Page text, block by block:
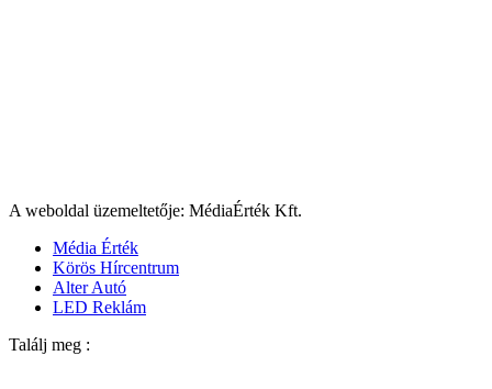
A weboldal üzemeltetője: MédiaÉrték Kft.
Média Érték
Körös Hírcentrum
Alter Autó
LED Reklám
Találj meg :